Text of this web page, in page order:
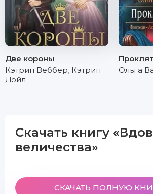
Две короны
Кэтрин Веббер, Кэтрин
Дойл
Ольга
Скачать книгу
величества»
СКАЧАТЬ ПОЛНУЮ